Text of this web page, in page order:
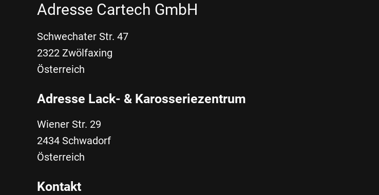
Adresse Cartech GmbH
Schwechater Str. 47
2322 Zwölfaxing
Österreich
Adresse Lack- & Karosseriezentrum
Wiener Str. 29
2434 Schwadorf
Österreich
Kontakt